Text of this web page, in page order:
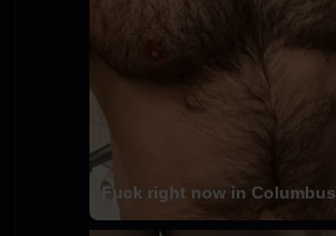
Fuck right now in Columbus